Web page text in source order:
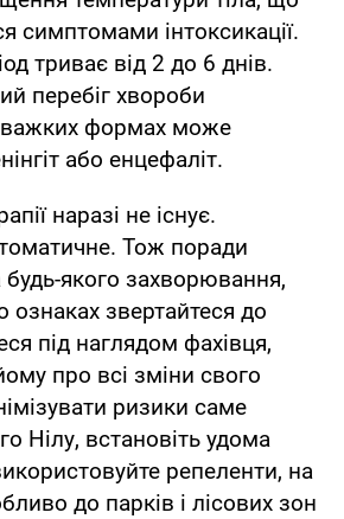
симптомами інтоксикації.
триває від 2 до 6 днів.
перебіг хвороби
формах може
або енцефаліт.
наразі не існує.
Тож поради
будь-якого захворювання,
ознаках звертайтеся до
під наглядом фахівця,
про всі зміни свого
ризики саме
Нілу, встановіть удома
репеленти, на
до парків і лісових зон